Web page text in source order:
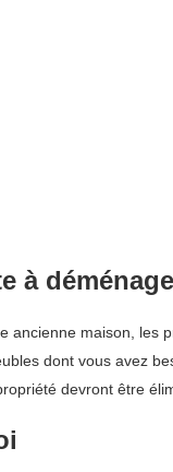
à
ancienne maison, les
dont vous avez
devront être